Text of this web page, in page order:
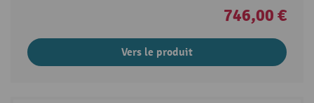
746,00 €
Vers le produit